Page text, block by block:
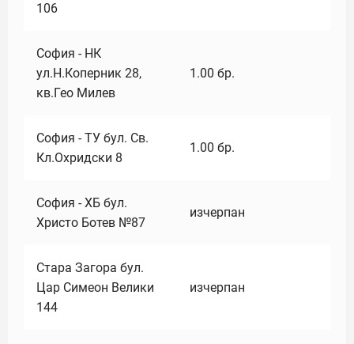
106
София - НК
ул.Н.Коперник 28,
кв.Гео Милев
1.00 бр.
София - ТУ бул. Св.
Кл.Охридски 8
1.00 бр.
София - ХБ бул.
Христо Ботев №87
изчерпан
Стара Загора бул.
Цар Симеон Велики
144
изчерпан